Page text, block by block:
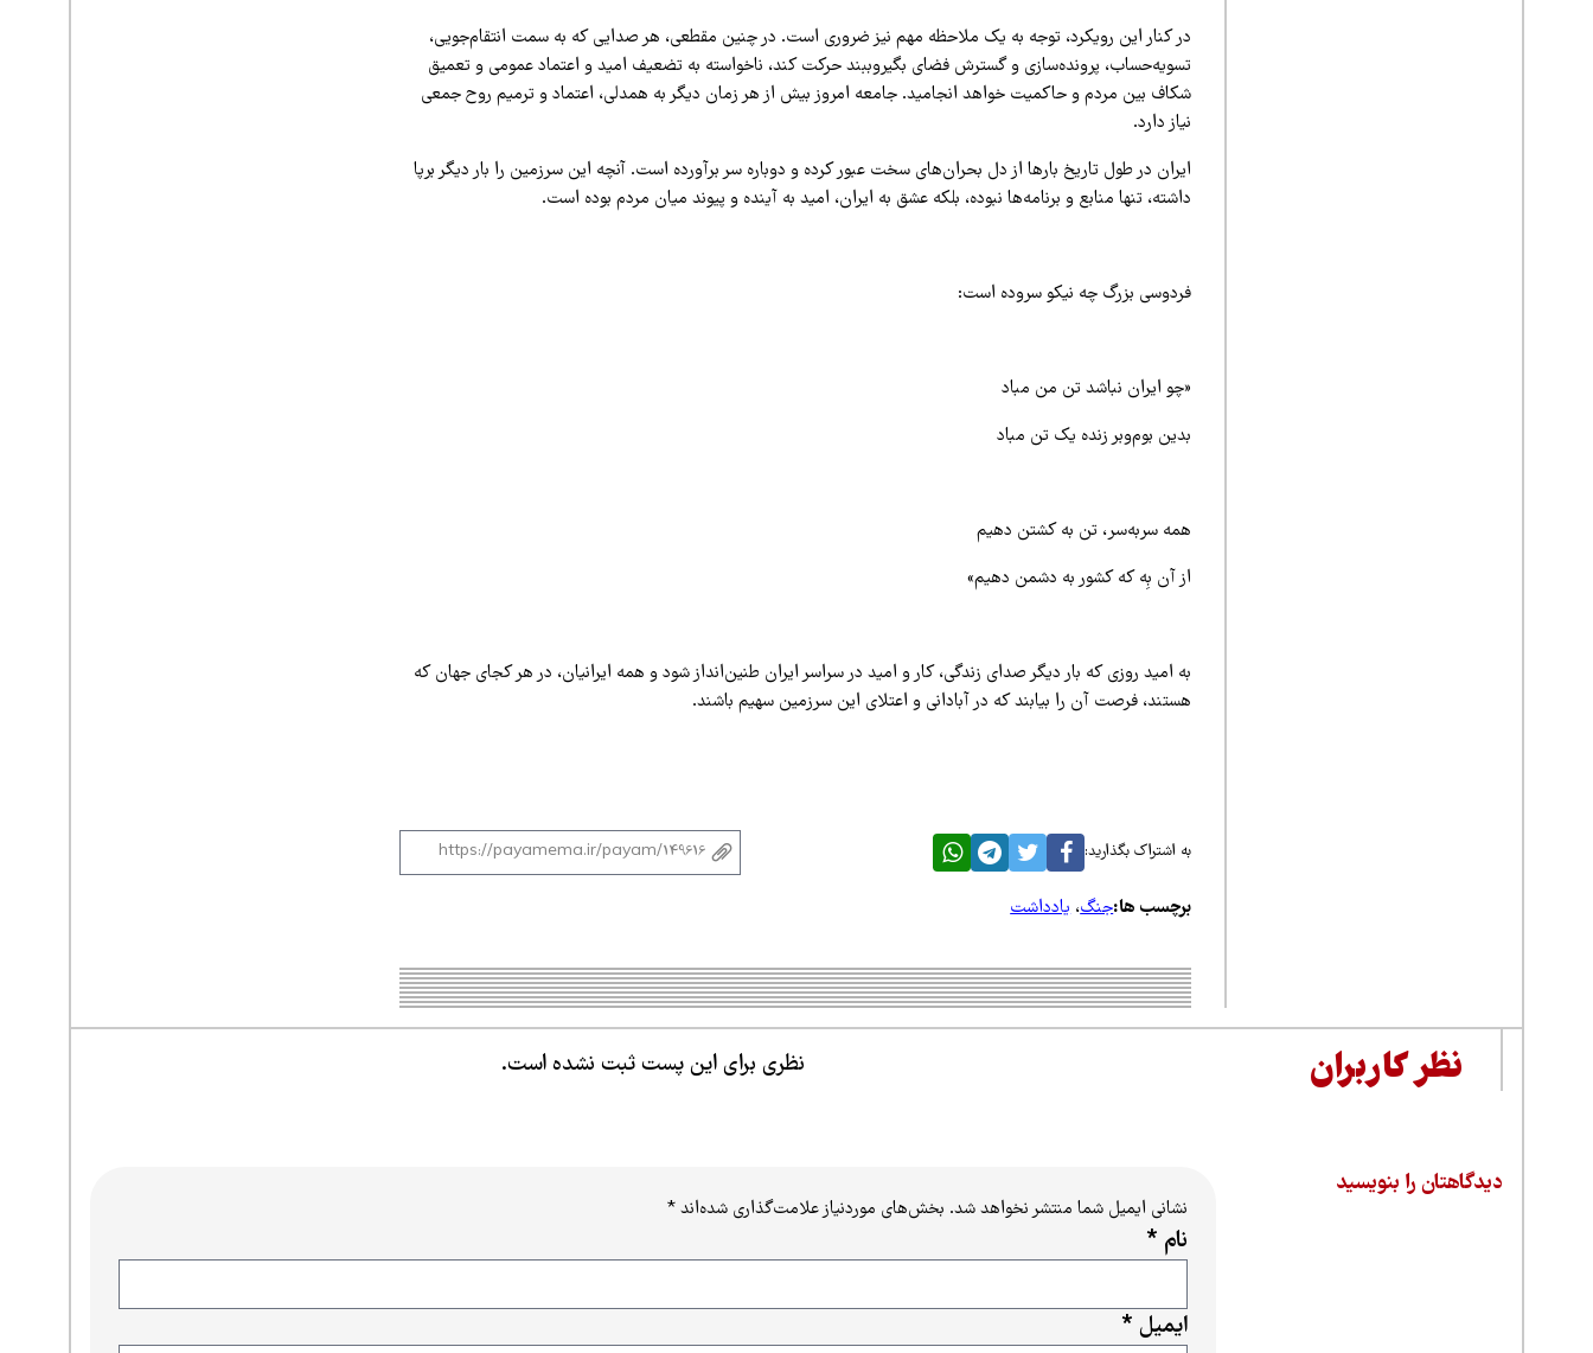
در کنار این رویکرد، توجه به یک ملاحظه مهم نیز ضروری است. در چنین مقطعی، هر صدایی که به سمت انتقام‌جویی،
تسویه‌حساب، پرونده‌سازی و گسترش فضای بگیروببند حرکت کند، ناخواسته به تضعیف امید و اعتماد عمومی و تعمیق
شکاف بین مردم و حاکمیت خواهد انجامید. جامعه امروز بیش از هر زمان دیگر به همدلی، اعتماد و ترمیم روح جمعی
نیاز دارد.
ایران در طول تاریخ بارها از دل بحران‌های سخت عبور کرده و دوباره سر برآورده است. آنچه این سرزمین را بار دیگر برپا
داشته، تنها منابع و برنامه‌ها نبوده، بلکه عشق به ایران، امید به آینده و پیوند میان مردم بوده است.
فردوسی بزرگ چه نیکو سروده است:
«چو ایران نباشد تن من مباد
بدین بوم‌وبر زنده یک تن مباد
همه سربه‌سر، تن به کشتن دهیم
از آن بِه که کشور به دشمن دهیم»
به امید روزی که بار دیگر صدای زندگی، کار و امید در سراسر ایران طنین‌انداز شود و همه ایرانیان، در هر کجای جهان که
هستند، فرصت آن را بیابند که در آبادانی و اعتلای این سرزمین سهیم باشند.
به اشتراک بگذارید:
برچسب ها:جنگ،یادداشت
نظر کاربران نظری برای این پست ثبت نشده است.
دیدگاهتان را بنویسید
نشانی ایمیل شما منتشر نخواهد شد. بخش‌های موردنیاز علامت‌گذاری شده‌اند*
نام *
ایمیل *